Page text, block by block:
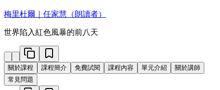
梅里杜爾｜任家慧（朗讀者）
世界陷入紅色風暴的前八天
關於課程 課程簡介 免費試閱 課程內容 單元介紹
關於講師
常見問題